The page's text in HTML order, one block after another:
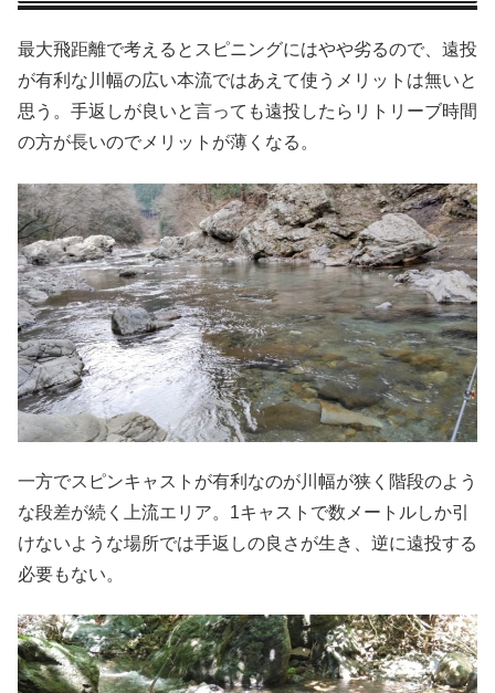
最大飛距離で考えるとスピニングにはやや劣るので、遠投
が有利な川幅の広い本流ではあえて使うメリットは無いと
思う。手返しが良いと言っても遠投したらリトリーブ時間
の方が長いのでメリットが薄くなる。
一方でスピンキャストが有利なのが川幅が狭く階段のよう
な段差が続く上流エリア。1キャストで数メートルしか引
けないような場所では手返しの良さが生き、逆に遠投する
必要もない。